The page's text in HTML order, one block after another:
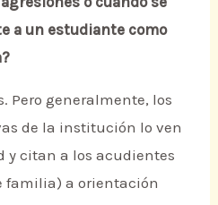
a un estudiante como
Pero generalmente, los
de la institución lo ven
y citan a los acudientes
familia) a orientación